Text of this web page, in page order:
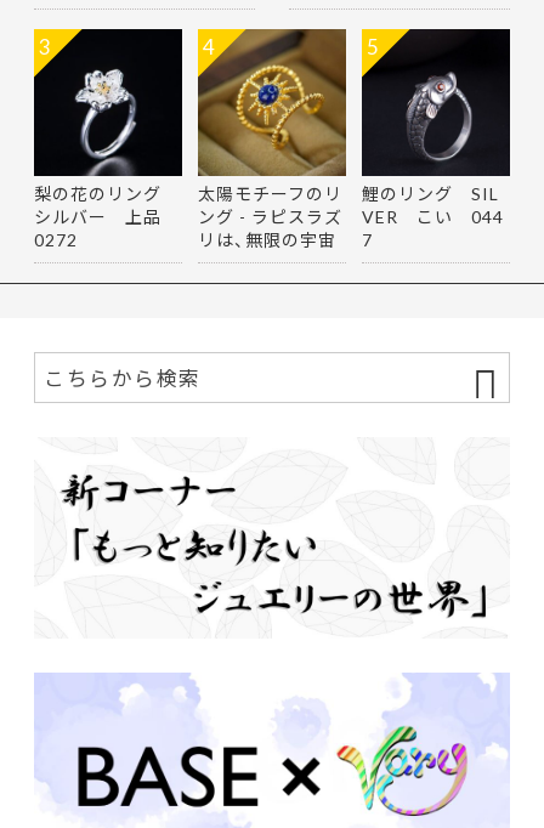
梨の花のリング
シルバー 上品
0272
3
太陽モチーフのリ
ング - ラピスラズ
リは、無限の宇宙
を思…
4
鯉のリング SIL
VER こい 044
7
5